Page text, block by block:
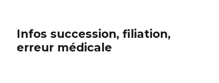
Infos succession, filiation,
erreur médicale